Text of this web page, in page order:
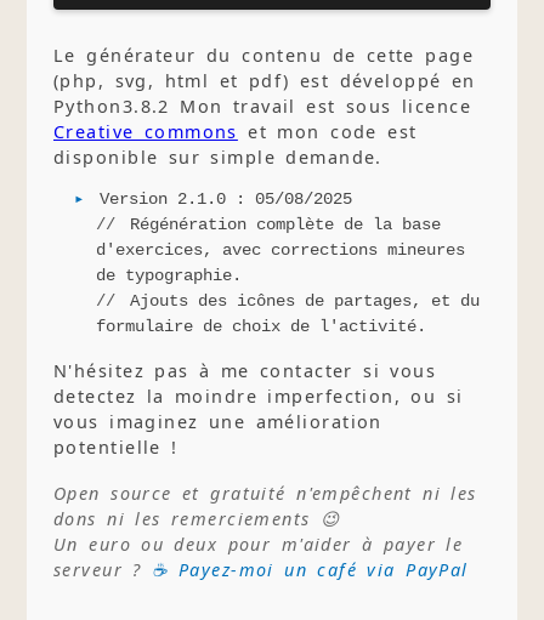
Le générateur du contenu de cette page
(php, svg, html et pdf) est développé en
Python3.8.2 Mon travail est sous licence
Creative commons et mon code est
disponible sur simple demande.
Version 2.1.0 : 05/08/2025
Régénération complète de la base
d'exercices, avec corrections mineures
de typographie.
Ajouts des icônes de partages, et du
formulaire de choix de l'activité.
N'hésitez pas à me contacter si vous
detectez la moindre imperfection, ou si
vous imaginez une amélioration
potentielle !
Open source et gratuité n'empêchent ni les
dons ni les remerciements 😉
Un euro ou deux pour m'aider à payer le
serveur ? ☕ Payez-moi un café via PayPal